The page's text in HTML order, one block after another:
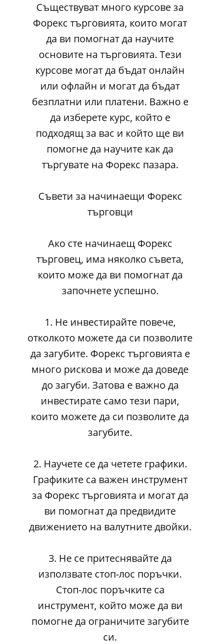
Съществуват много курсове за
Форекс търговията, които могат
да ви помогнат да научите
основите на търговията. Тези
курсове могат да бъдат онлайн
или офлайн и могат да бъдат
безплатни или платени. Важно е
да изберете курс, който е
подходящ за вас и който ще ви
помогне да научите как да
търгувате на Форекс пазара.
Съвети за начинаещи Форекс
търговци
Ако сте начинаещ Форекс
търговец, има няколко съвета,
които може да ви помогнат да
започнете успешно.
1. Не инвестирайте повече,
отколкото можете да си позволите
да загубите. Форекс търговията е
много рискова и може да доведе
до загуби. Затова е важно да
инвестирате само тези пари,
които можете да си позволите да
загубите.
2. Научете се да четете графики.
Графиките са важен инструмент
за Форекс търговията и могат да
ви помогнат да предвидите
движението на валутните двойки.
3. Не се притеснявайте да
използвате стоп-лос поръчки.
Стоп-лос поръчките са
инструмент, който може да ви
помогне да ограничите загубите
си.